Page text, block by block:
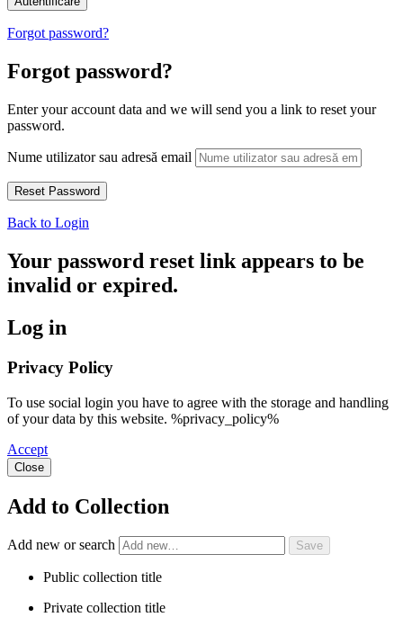
Forgot password?
Forgot password?
Enter your account data and we will send you a link to reset your
password.
Nume utilizator sau adresă email
Back to Login
Your password reset link appears to be
invalid or expired.
Log in
Privacy Policy
To use social login you have to agree with the storage and handling
of your data by this website. %privacy_policy%
Accept
Close
Add to Collection
Add new or search
Public collection title
Private collection title